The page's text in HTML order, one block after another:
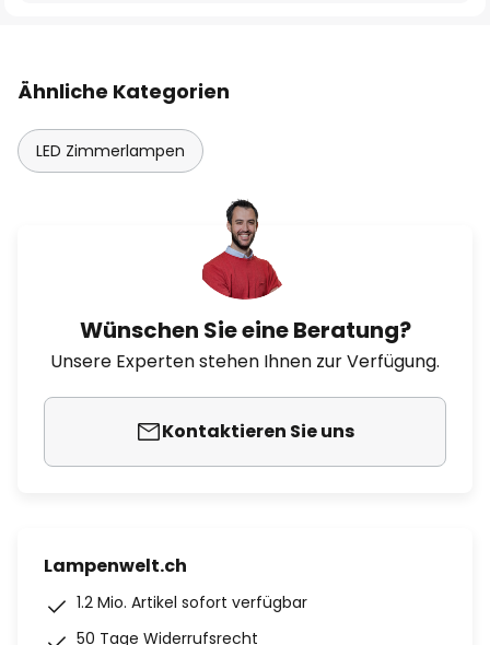
Ähnliche Kategorien
LED Zimmerlampen
Wünschen Sie eine Beratung?
Unsere Experten stehen Ihnen zur Verfügung.
Kontaktieren Sie uns
Lampenwelt.ch
1.2 Mio. Artikel sofort verfügbar
50 Tage Widerrufsrecht